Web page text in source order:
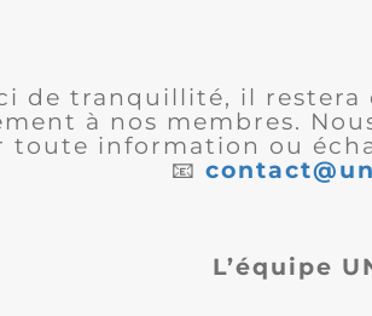
de tranquillité, il restera
à nos membres.
toute information ou
📧
L’équipe